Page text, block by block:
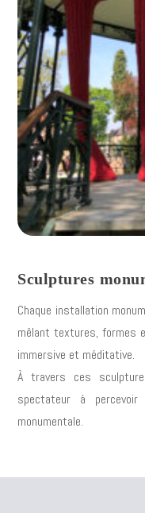
Sculptures
Chaque installation
mêlant textures, formes
immersive et méditative.
À travers ces
spectateur à
monumentale.